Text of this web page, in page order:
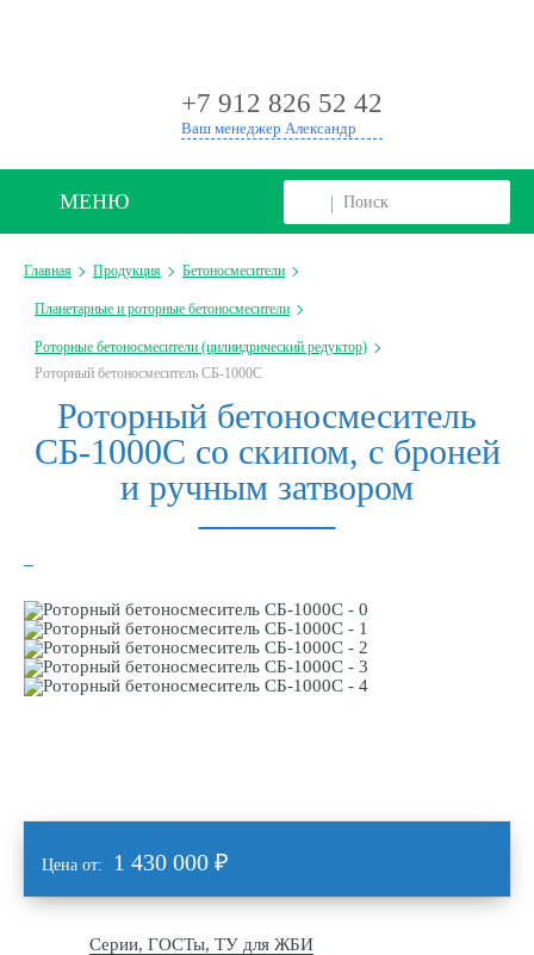
+7 912 826 52 42
Ваш менеджер Александр
МЕНЮ
Главная Продукция Бетоносмесители
Планетарные и роторные бетоносмесители
Роторные бетоносмесители (цилиндрический редуктор)
Роторный бетоносмеситель СБ-1000С
Роторный бетоносмеситель
СБ-1000С со скипом, с броней
и ручным затвором
Цена от: 1 430 000 ₽
Серии, ГОСТы, ТУ для ЖБИ